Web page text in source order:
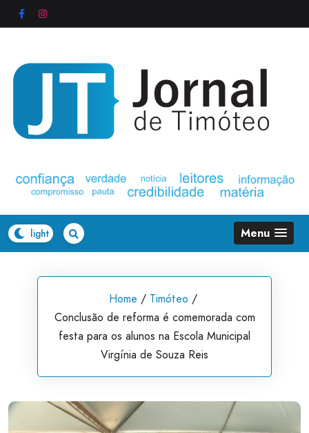
to
Menu
Home / Timóteo /
Conclusão de reforma é comemorada com
festa para os alunos na Escola Municipal
Virgínia de Souza Reis